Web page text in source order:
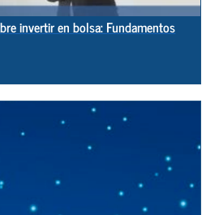
invertir en bolsa: Fundamentos